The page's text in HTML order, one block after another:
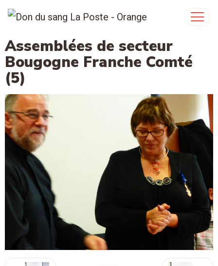
Assemblées de secteur
Bougogne Franche Comté
(5)